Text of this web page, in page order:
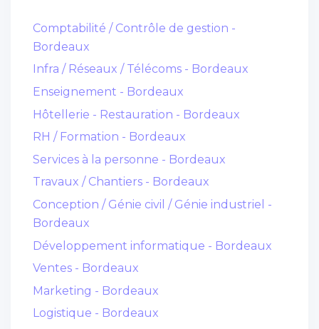
Comptabilité / Contrôle de gestion -
Bordeaux
Infra / Réseaux / Télécoms - Bordeaux
Enseignement - Bordeaux
Hôtellerie - Restauration - Bordeaux
RH / Formation - Bordeaux
Services à la personne - Bordeaux
Travaux / Chantiers - Bordeaux
Conception / Génie civil / Génie industriel -
Bordeaux
Développement informatique - Bordeaux
Ventes - Bordeaux
Marketing - Bordeaux
Logistique - Bordeaux